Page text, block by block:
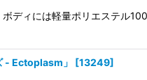
ディには軽量ポリエステル
- Ectoplasm」 [13249]